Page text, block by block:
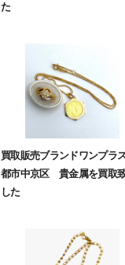
た
買取販売ブランドワンプ
都市中京区 貴金属を買取
した